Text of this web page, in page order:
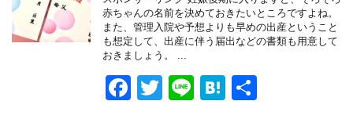
o
o
k
赤ちゃんの名前を決めておきたいところですよね。
また、管理入院や予想よりも早めの出産ということ
も想定して、出産に伴う届出などの書類も用意して
おきましょう。 ...
F
T
Li
H